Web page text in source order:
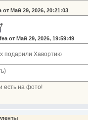
от Май 29, 2026, 20:21:03
от Май 29, 2026, 19:59:49
подарили Хавортию
есть на фото!